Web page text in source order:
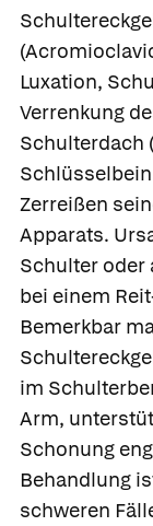
Luxation,
Verrenkung
Schulterdach
Zerreißen
Apparats.
Schulter oder
bei einem
Bemerkbar
im
Arm,
Schonung
Behandlung
schweren